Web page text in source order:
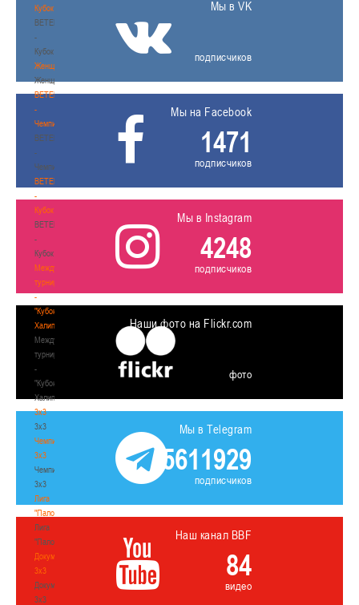
Кубок
BETERA
-
Кубок
Женщины
Женщины
BETERA
-
Чемпионат
BETERA
-
Чемпионат
BETERA
-
Кубок
BETERA
-
Кубок
Международный
турнир
-
"Кубок
Халипского"
Международный
турнир
-
"Кубок
Халипского"
3x3
3x3
Чемпионат
3х3
Чемпионат
3х3
Лига
"Палова"
Лига
"Палова"
Документы
3х3
Документы
3х3
Мы в VK
подписчиков
Мы на Facebook
1471
подписчиков
Мы в Instagram
4248
подписчиков
Наши фото на Flickr.com
фото
Мы в Telegram
5611929
подписчиков
Наш канал BBF
84
видео